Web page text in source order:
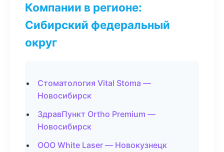
Компании в регионе:
Сибирский федеральный
округ
Стоматология Vital Stoma —
Новосибирск
ЗдравПункт Ortho Premium —
Новосибирск
ООО White Laser — Новокузнецк